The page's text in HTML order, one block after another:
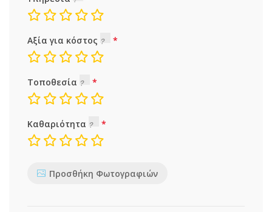
Αξία για κόστος
Τοποθεσία
Καθαριότητα
Προσθήκη Φωτογραφιών